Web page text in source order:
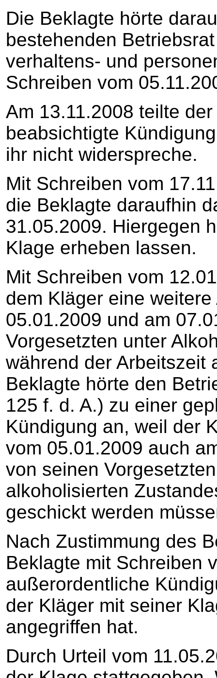
Die Beklagte hörte
bestehenden
verhaltens- und
Schreiben vom
Am 13.11.2008 teilte
beabsichtigte
ihr nicht widerspreche.
Mit Schreiben vom
die Beklagte daraufhin
31.05.2009. Hiergegen
Klage erheben lassen.
Mit Schreiben vom
dem Kläger eine
05.01.2009 und am
Vorgesetzten unter
während der Arbeitszeit
Beklagte hörte den
125 f. d. A.) zu einer
Kündigung an, weil der
vom 05.01.2009 auch
von seinen
alkoholisierten
geschickt werden
Nach Zustimmung des
Beklagte mit Schreiben
außerordentliche
der Kläger mit seiner
angegriffen hat.
Durch Urteil vom